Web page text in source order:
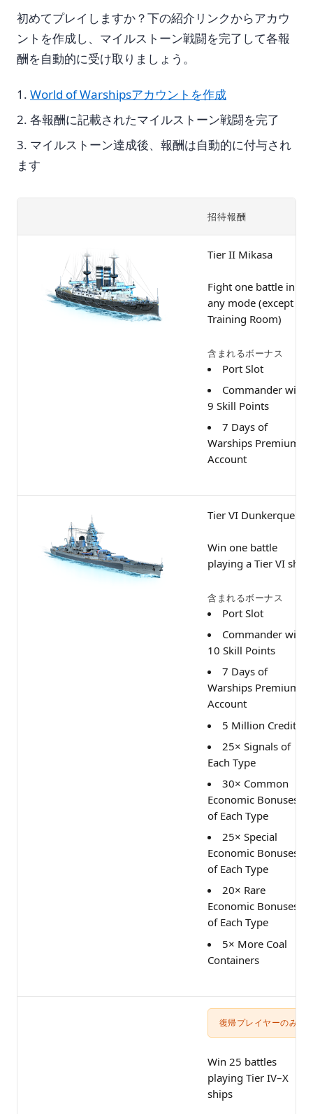
初めてプレイしますか？下の紹介リンクからアカウ
ントを作成し、マイルストーン戦闘を完了して各報
酬を自動的に受け取りましょう。
World of Warshipsアカウントを作成
各報酬に記載されたマイルストーン戦闘を完了
マイルストーン達成後、報酬は自動的に付与され
ます
招待報酬
Tier II Mikasa
Fight one battle in
any mode (except
Training Room)
含まれるボーナス
Port Slot
Commander with
9 Skill Points
7 Days of
Warships Premium
Account
Tier VI Dunkerque
Win one battle
playing a Tier VI ship
含まれるボーナス
Port Slot
Commander with
10 Skill Points
7 Days of
Warships Premium
Account
5 Million Credits
25× Signals of
Each Type
30× Common
Economic Bonuses
of Each Type
25× Special
Economic Bonuses
of Each Type
20× Rare
Economic Bonuses
of Each Type
5× More Coal
Containers
復帰プレイヤーのみ
Win 25 battles
playing Tier IV–X
ships